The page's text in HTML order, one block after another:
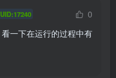
0
一下在运行的过程中有